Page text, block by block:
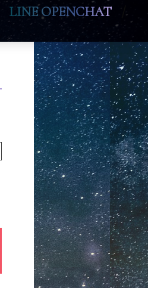
LINE OPENCHAT